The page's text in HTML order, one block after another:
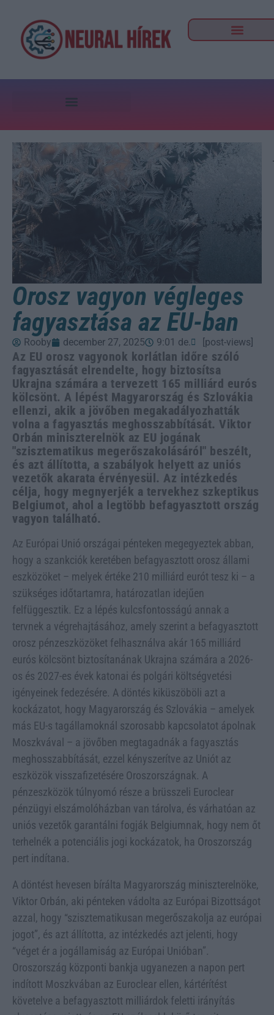
Orosz vagyon végleges
fagyasztása az EU-ban
Rooby december 27, 2025 9:01 de. [post-views]
Az EU orosz vagyonok korlátlan időre szóló
fagyasztását elrendelte, hogy biztosítsa
Ukrajna számára a tervezett 165 milliárd eurós
kölcsönt. A lépést Magyarország és Szlovákia
ellenzi, akik a jövőben megakadályozhatták
volna a fagyasztás meghosszabbítását. Viktor
Orbán miniszterelnök az EU jogának
"szisztematikus megerőszakolásáról" beszélt,
és azt állította, a szabályok helyett az uniós
vezetők akarata érvényesül. Az intézkedés
célja, hogy megnyerjék a tervekhez szkeptikus
Belgiumot, ahol a legtöbb befagyasztott ország
vagyon található.
Az Európai Unió országai pénteken megegyeztek abban,
hogy a szankciók keretében befagyasztott orosz állami
eszközöket – melyek értéke 210 milliárd eurót tesz ki – a
szükséges időtartamra, határozatlan idejűen
felfüggesztik. Ez a lépés kulcsfontosságú annak a
tervnek a végrehajtásához, amely szerint a befagyasztott
orosz pénzeszközöket felhasználva akár 165 milliárd
eurós kölcsönt biztosítanának Ukrajna számára a 2026-
os és 2027-es évek katonai és polgári költségvetési
igényeinek fedezésére. A döntés kiküszöböli azt a
kockázatot, hogy Magyarország és Szlovákia – amelyek
más EU-s tagállamoknál szorosabb kapcsolatot ápolnak
Moszkvával – a jövőben megtagadnák a fagyasztás
meghosszabbítását, ezzel kényszerítve az Uniót az
eszközök visszafizetésére Oroszországnak. A
pénzeszközök túlnyomó része a brüsszeli Euroclear
pénzügyi elszámolóházban van tárolva, és várhatóan az
uniós vezetők garantálni fogják Belgiumnak, hogy nem őt
terhelnék a potenciális jogi kockázatok, ha Oroszország
pert indítana.
A döntést hevesen bírálta Magyarország miniszterelnöke,
Viktor Orbán, aki pénteken vádolta az Európai Bizottságot
azzal, hogy “szisztematikusan megerőszakolja az európai
jogot”, és azt állította, az intézkedés azt jelenti, hogy
“véget ér a jogállamiság az Európai Unióban”.
Oroszország központi bankja ugyanezen a napon pert
indított Moszkvában az Euroclear ellen, kártérítést
követelve a befagyasztott milliárdok feletti irányítás